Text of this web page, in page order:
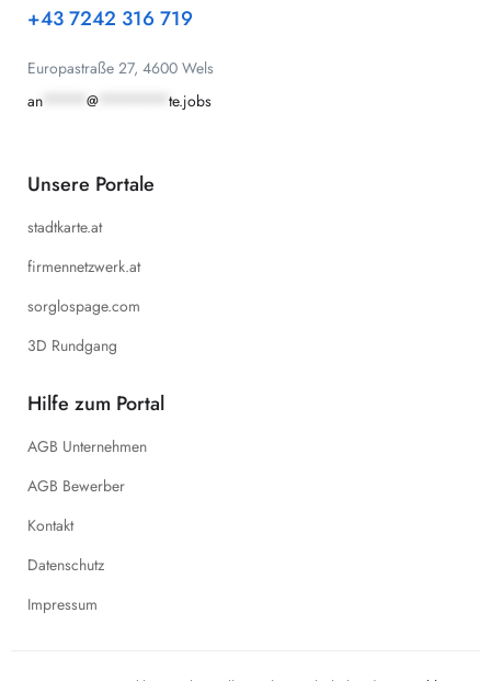
+43 7242 316 719
Europastraße 27, 4600 Wels
an
@ te.jobs
Unsere Portale
stadtkarte.at
firmennetzwerk.at
sorglospage.com
3D Rundgang
Hilfe zum Portal
AGB Unternehmen
AGB Bewerber
Kontakt
Datenschutz
Impressum